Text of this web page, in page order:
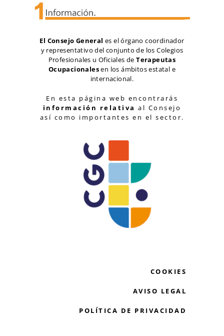
El Consejo General es el órgano coordinador
y representativo del conjunto de los Colegios
Profesionales u Oficiales deTerapeutas
Ocupacionalesen los ámbitos estatal e
internacional.
En esta página web encontrarás
información relativa al Consejo
así como importantes en el sector.
COOKIES
AVISO LEGAL
POLÍTICA DE PRIVACIDAD